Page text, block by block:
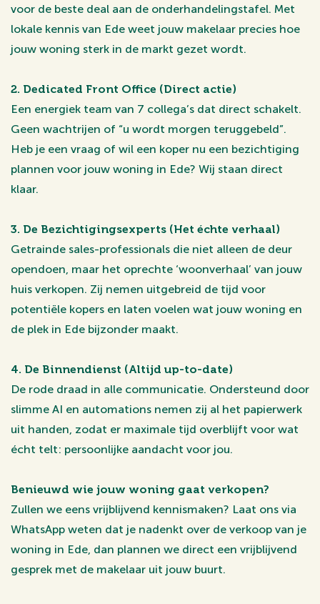
voor de beste deal aan de onderhandelingstafel. Met
lokale kennis van Ede weet jouw makelaar precies hoe
jouw woning sterk in de markt gezet wordt.
2. Dedicated Front Office (Direct actie)
Een energiek team van 7 collega’s dat direct schakelt.
Geen wachtrijen of “u wordt morgen teruggebeld”.
Heb je een vraag of wil een koper nu een bezichtiging
plannen voor jouw woning in Ede? Wij staan direct
klaar.
3. De Bezichtigingsexperts (Het échte verhaal)
Getrainde sales-professionals die niet alleen de deur
opendoen, maar het oprechte ‘woonverhaal’ van jouw
huis verkopen. Zij nemen uitgebreid de tijd voor
potentiële kopers en laten voelen wat jouw woning en
de plek in Ede bijzonder maakt.
4. De Binnendienst (Altijd up-to-date)
De rode draad in alle communicatie. Ondersteund door
slimme AI en automations nemen zij al het papierwerk
uit handen, zodat er maximale tijd overblijft voor wat
écht telt: persoonlijke aandacht voor jou.
Benieuwd wie jouw woning gaat verkopen?
Zullen we eens vrijblijvend kennismaken? Laat ons via
WhatsApp weten dat je nadenkt over de verkoop van je
woning in Ede, dan plannen we direct een vrijblijvend
gesprek met de makelaar uit jouw buurt.